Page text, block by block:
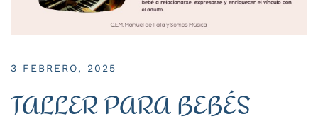
3 FEBRERO, 2025
TALLER PARA BEBÉS